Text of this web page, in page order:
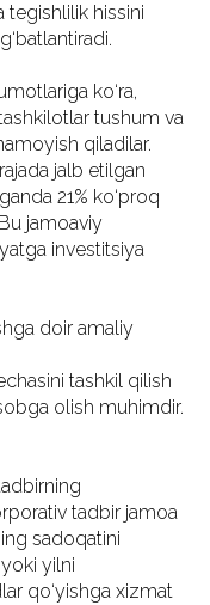
tegishlilik hissini
ko‘ra,
tushum va
qiladilar.
jalb etilgan
21% ko‘proq
jamoaviy
investitsiya
doir amaliy
tashkil qilish
olish muhimdir.
tadbir jamoa
sadoqatini
yilni
qo‘yishga xizmat